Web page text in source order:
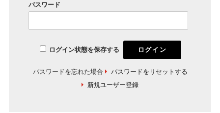
パスワード
ログイン状態を保存する
パスワードを忘れた場合
パスワードをリセットする
新規ユーザー登録